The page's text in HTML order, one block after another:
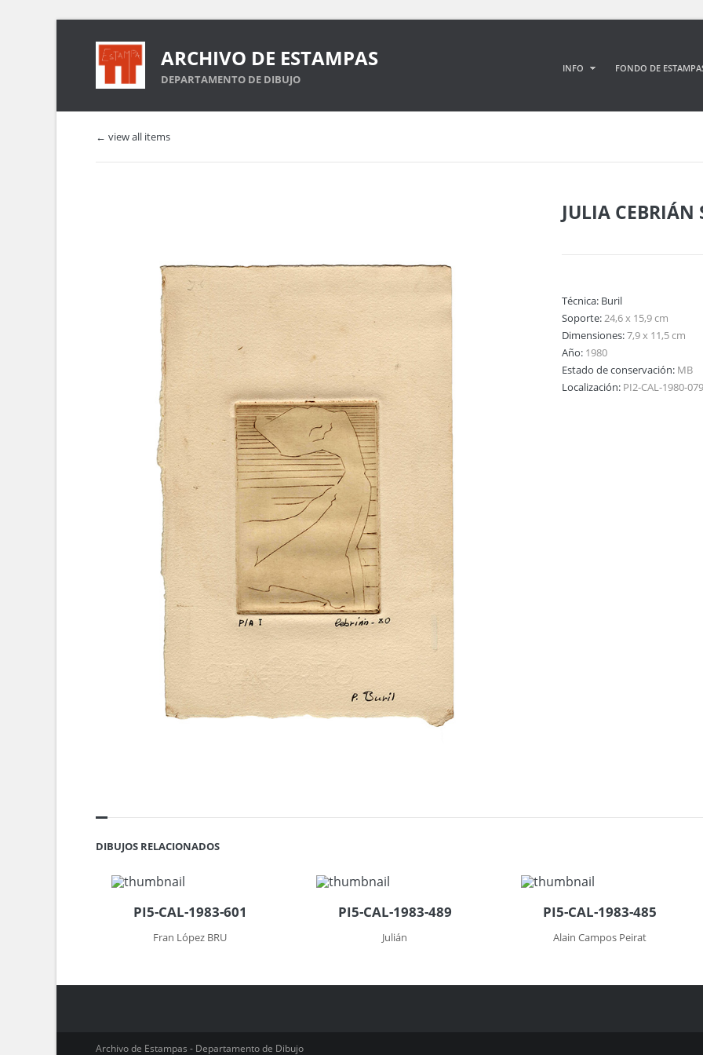
ARCHIVO DE ESTAMPAS
DEPARTAMENTO DE DIBUJO
INFO FONDO DE
← view all items
JULIA CEBRIÁN
Técnica: Buril
Soporte:24,6 x 15,9 cm
Dimensiones:7,9 x 11,5 cm
Año: 1980
Estado de conservación: MB
Localización: PI2-CAL-1980-079
DIBUJOS RELACIONADOS
PI5-CAL-1983-601
Fran López BRU
PI5-CAL-1983-489
Julián
PI5-CAL-1983-485
Alain Campos Peirat
Archivo de Estampas - Departamento de Dibujo